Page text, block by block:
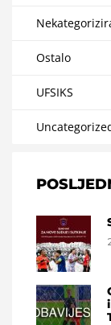
Ostalo
UFSIKS